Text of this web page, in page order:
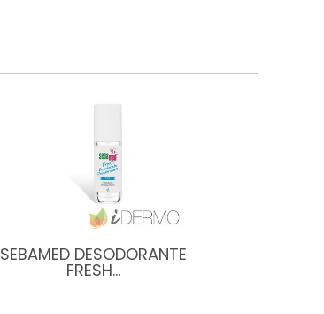
SEBAMED DESODORANTE
FRESH…